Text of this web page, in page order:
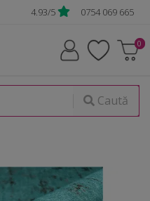
4.93/5 0754 069 665
Caută